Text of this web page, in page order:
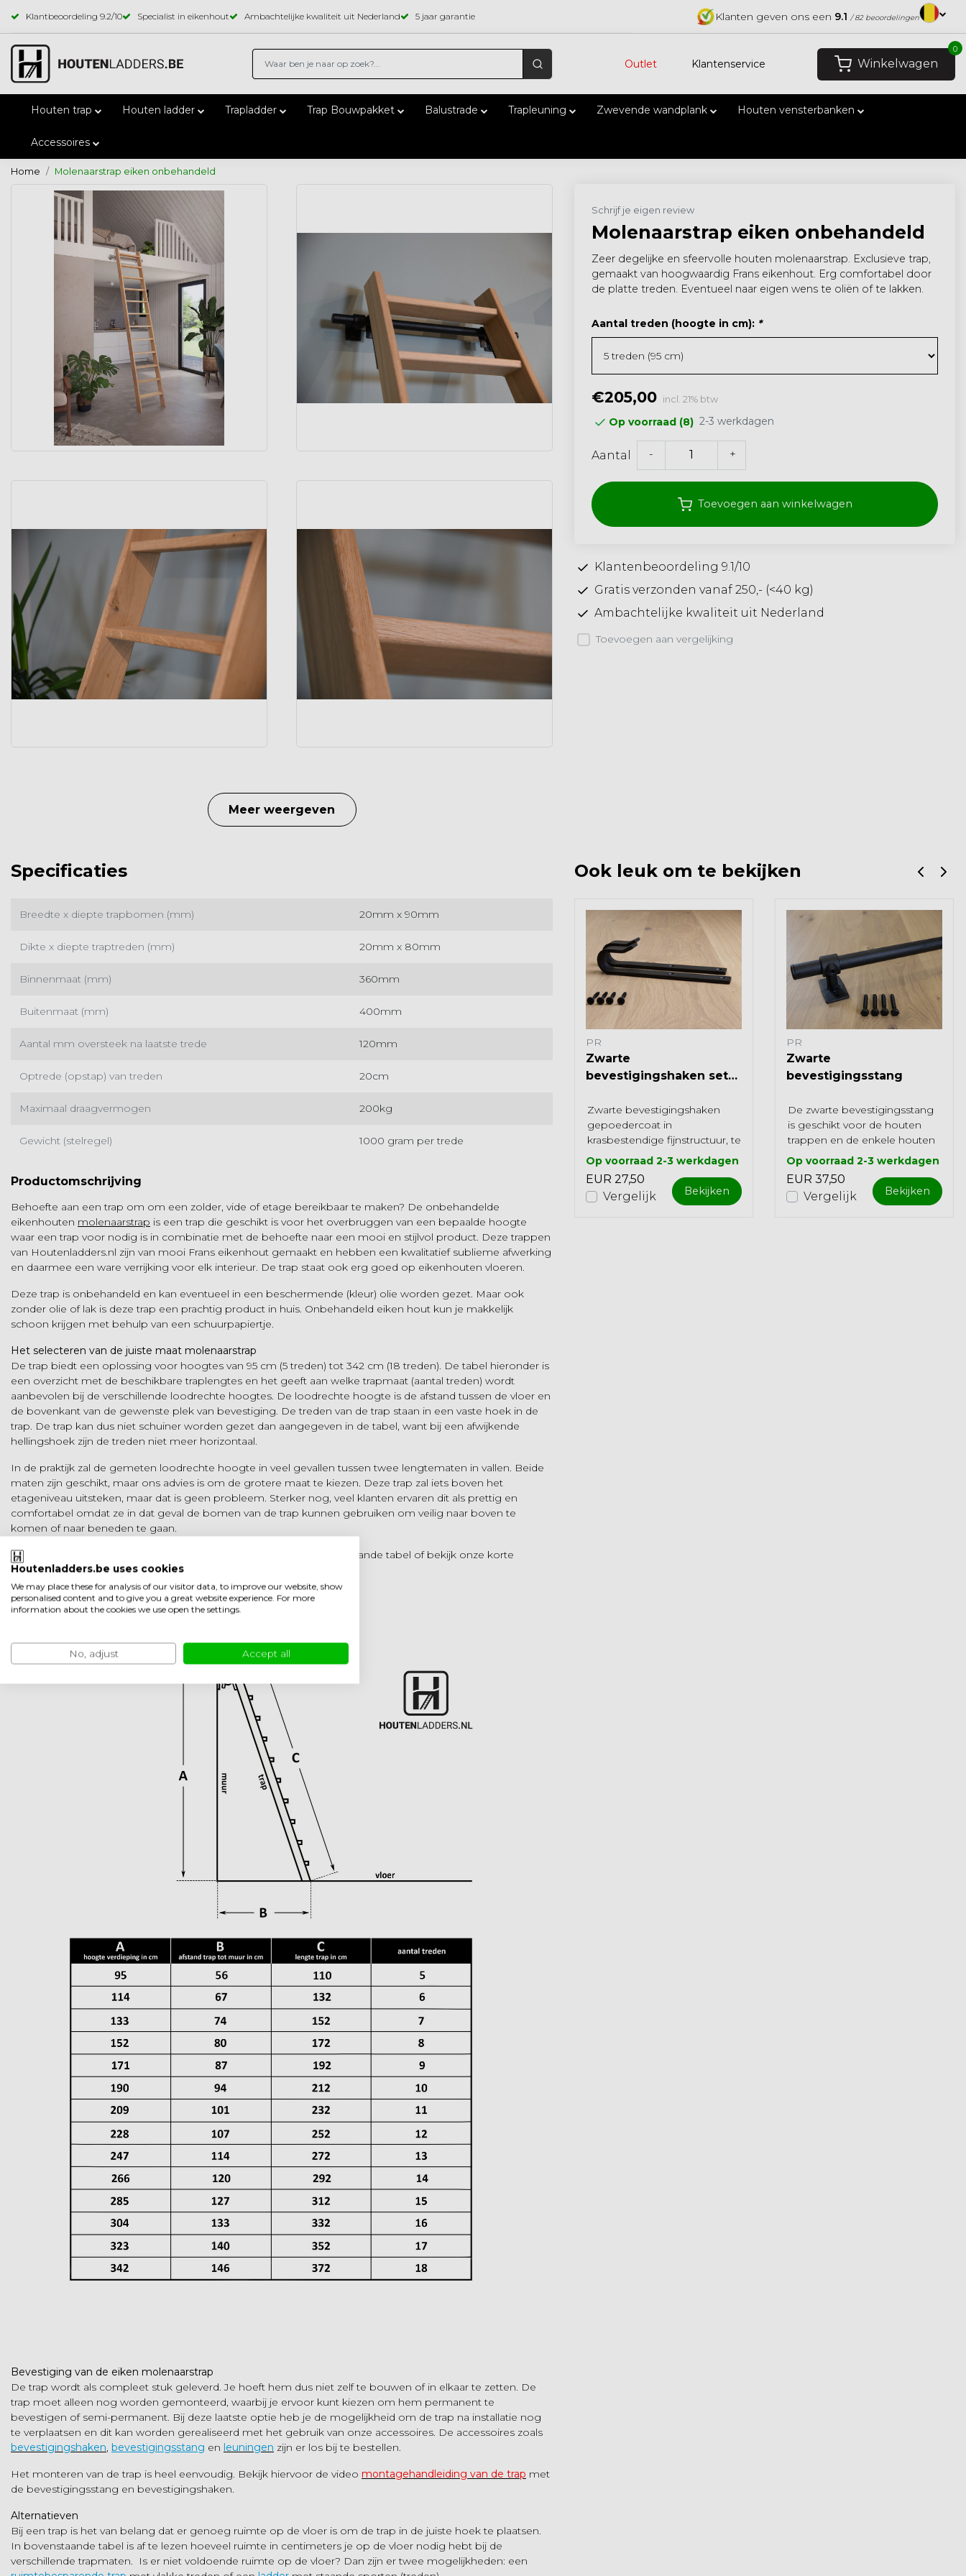
Klantbeoordeling 9.2/10 Specialist in eikenhout Ambachtelijke kwaliteit uit Nederland 5 jaar garantie Klanten geven ons een 9.1 / 82 beoordelingen
Outlet Klantenservice Winkelwagen
0
Houten trap Houten ladder Trapladder Trap Bouwpakket Balustrade Trapleuning Zwevende wandplank Houten vensterbanken
Accessoires
Home Molenaarstrap eiken onbehandeld
Meer weergeven
Schrijf je eigen review
Molenaarstrap eiken onbehandeld
Zeer degelijke en sfeervolle houten molenaarstrap. Exclusieve trap,
gemaakt van hoogwaardig Frans eikenhout. Erg comfortabel door
de platte treden. Eventueel naar eigen wens te oliën of te lakken.
Aantal treden (hoogte in cm): *
€205,00 incl. 21% btw
Op voorraad (8) 2-3 werkdagen
Aantal - +
Toevoegen aan winkelwagen
Klantenbeoordeling 9.1/10
Gratis verzonden vanaf 250,- (<40 kg)
Ambachtelijke kwaliteit uit Nederland
Toevoegen aan vergelijking
Specificaties
Breedte x diepte trapbomen (mm) 20mm x 90mm
Dikte x diepte traptreden (mm) 20mm x 80mm
Binnenmaat (mm) 360mm
Buitenmaat (mm) 400mm
Aantal mm oversteek na laatste trede 120mm
Optrede (opstap) van treden 20cm
Maximaal draagvermogen 200kg
Gewicht (stelregel) 1000 gram per trede
Productomschrijving
Behoefte aan een trap om om een zolder, vide of etage bereikbaar te maken? De onbehandelde
eikenhouten molenaarstrap is een trap die geschikt is voor het overbruggen van een bepaalde hoogte
waar een trap voor nodig is in combinatie met de behoefte naar een mooi en stijlvol product. Deze trappen
van Houtenladders.nl zijn van mooi Frans eikenhout gemaakt en hebben een kwalitatief sublieme afwerking
en daarmee een ware verrijking voor elk interieur. De trap staat ook erg goed op eikenhouten vloeren.
Deze trap is onbehandeld en kan eventueel in een beschermende (kleur) olie worden gezet. Maar ook
zonder olie of lak is deze trap een prachtig product in huis. Onbehandeld eiken hout kun je makkelijk
schoon krijgen met behulp van een schuurpapiertje.
Het selecteren van de juiste maat molenaarstrap
De trap biedt een oplossing voor hoogtes van 95 cm (5 treden) tot 342 cm (18 treden). De tabel hieronder is
een overzicht met de beschikbare traplengtes en het geeft aan welke trapmaat (aantal treden) wordt
aanbevolen bij de verschillende loodrechte hoogtes. De loodrechte hoogte is de afstand tussen de vloer en
de bovenkant van de gewenste plek van bevestiging. De treden van de trap staan in een vaste hoek in de
trap. De trap kan dus niet schuiner worden gezet dan aangegeven in de tabel, want bij een afwijkende
hellingshoek zijn de treden niet meer horizontaal.
In de praktijk zal de gemeten loodrechte hoogte in veel gevallen tussen twee lengtematen in vallen. Beide
maten zijn geschikt, maar ons advies is om de grotere maat te kiezen. Deze trap zal iets boven het
etageniveau uitsteken, maar dat is geen probleem. Sterker nog, veel klanten ervaren dit als prettig en
comfortabel omdat ze in dat geval de bomen van de trap kunnen gebruiken om veilig naar boven te
komen of naar beneden te gaan.
Welke maat trap is passend voor jouw situatie? Zie daarvoor onderstaande tabel of bekijk onze korte
instructievideo:Hoe bepaal ik de juiste maat trap?
Bevestiging van de eiken molenaarstrap
De trap wordt als compleet stuk geleverd. Je hoeft hem dus niet zelf te bouwen of in elkaar te zetten. De
trap moet alleen nog worden gemonteerd, waarbij je ervoor kunt kiezen om hem permanent te
bevestigen of semi-permanent. Bij deze laatste optie heb je de mogelijkheid om de trap na installatie nog
te verplaatsen en dit kan worden gerealiseerd met het gebruik van onze accessoires. De accessoires zoals
bevestigingshaken, bevestigingsstang en leuningen zijn er los bij te bestellen.
Het monteren van de trap is heel eenvoudig. Bekijk hiervoor de video montagehandleiding van de trap met
de bevestigingsstang en bevestigingshaken.
Alternatieven
Bij een trap is het van belang dat er genoeg ruimte op de vloer is om de trap in de juiste hoek te plaatsen.
In bovenstaande tabel is af te lezen hoeveel ruimte in centimeters je op de vloer nodig hebt bij de
verschillende trapmaten. Is er niet voldoende ruimte op de vloer? Dan zijn er twee mogelijkheden: een
Ook leuk om te bekijken
PR
RVS ophangsysteem
(60cm)
lengte van 60 cm, gemaakt
Geschikt voor het stabiliseren
Op voorraad 2-3 werkdagen
PR
Zwarte
bevestigingshaken set
Zwarte bevestigingshaken
gepoedercoat in
krasbestendige fijnstructuur, te
gebruiken bij de zwarte
bevestigingsstang. Ges...
Op voorraad 2-3 werkdagen
EUR 27,50
Vergelijk
Bekijken
PR
Zwarte
bevestigingsstang
De zwarte bevestigingsstang
is geschikt voor de houten
trappen en de enkele houten
ladder, in combinatie met
(zwarte) b...
Op voorraad 2-3 werkdagen
EUR 37,50
Vergelijk
Bekijken
Houtenladders.be uses cookies
We may place these for analysis of our visitor data, to improve our website, show
personalised content and to give you a great website experience. For more
information about the cookies we use open the settings.
No, adjust Accept all